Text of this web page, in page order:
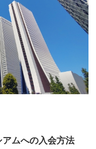
ムへの入会方法